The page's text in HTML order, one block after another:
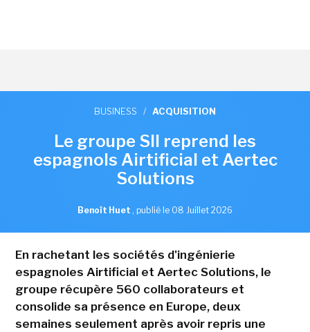
BUSINESS / ACQUISITION
Le groupe SII reprend les
espagnols Airtificial et Aertec
Solutions
Benoît Huet , publié le 08 Juillet 2026
En rachetant les sociétés d'ingénierie
espagnoles Airtificial et Aertec Solutions, le
groupe récupère 560 collaborateurs et
consolide sa présence en Europe, deux
semaines seulement après avoir repris une